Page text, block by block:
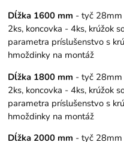
Dĺžka 1600 mm - tyč
2ks, koncovka - 4ks, krúžok
parametra príslušenstvo s
hmoždinky na montáž
Dĺžka 1800 mm - tyč
2ks, koncovka - 4ks, krúžok
parametra príslušenstvo s
hmoždinky na montáž
Dĺžka 2000 mm - tyč